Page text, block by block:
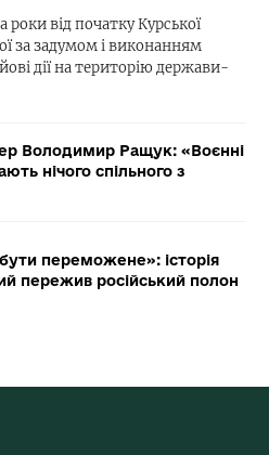
від початку Курської
за задумом і виконанням
дії на територію держави-
Володимир Ращук: «Воєнні
нічого спільного з
переможене»: історія
пережив російський полон